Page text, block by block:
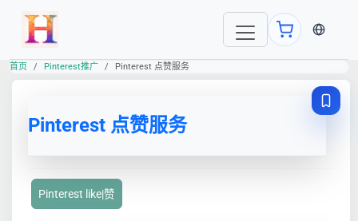
当前语
首页 Pinterest推广 Pinterest 点赞服务
Pinterest 点赞服务
Pinterest like|赞